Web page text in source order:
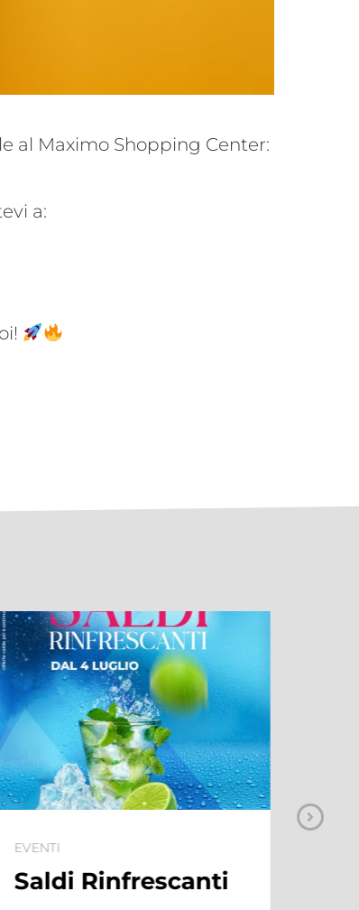
al Maximo Shopping Center:
a:
EVENTI
Summer Village: